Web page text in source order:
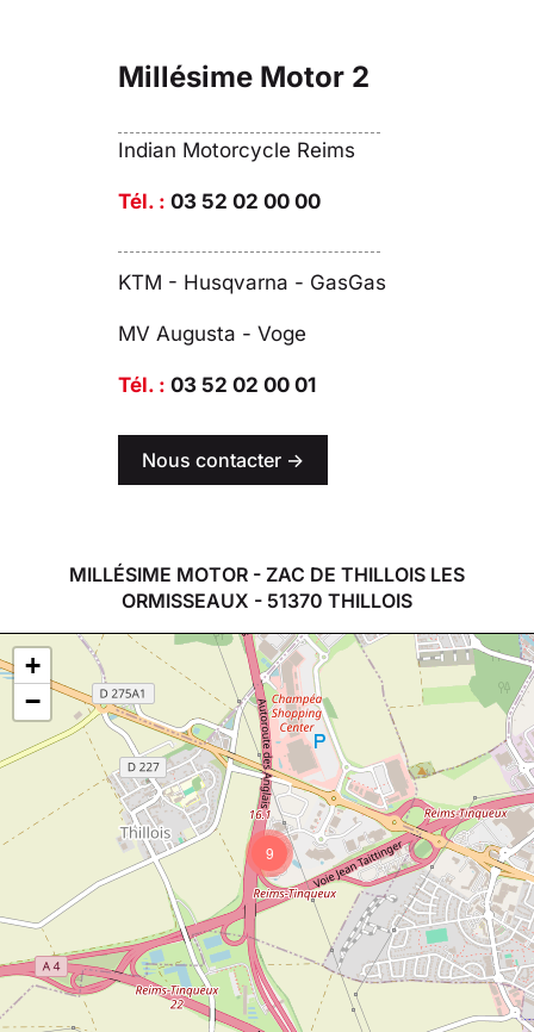
Millésime Motor 2
Indian Motorcycle Reims
Tél. : 03 52 02 00 00
KTM - Husqvarna - GasGas
MV Augusta - Voge
Tél. : 03 52 02 00 01
Nous contacter ->
MILLÉSIME MOTOR - ZAC DE THILLOIS LES
ORMISSEAUX - 51370 THILLOIS
9
+
−